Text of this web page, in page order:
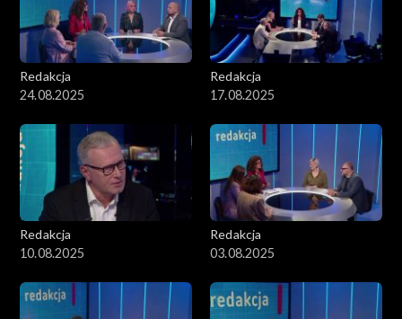
Redakcja
24.08.2025
Redakcja
17.08.2025
Redakcja
10.08.2025
Redakcja
03.08.2025